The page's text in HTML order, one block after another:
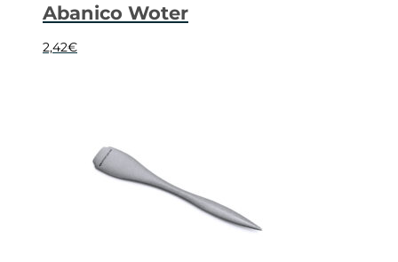
Abanico Woter
2,42€